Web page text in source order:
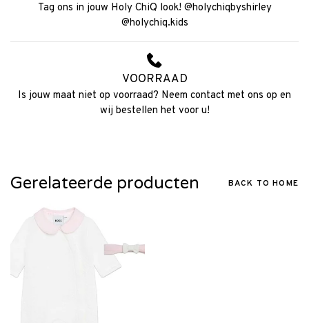
Tag ons in jouw Holy ChiQ look! @holychiqbyshirley
@holychiq.kids
VOORRAAD
Is jouw maat niet op voorraad? Neem contact met ons op en
wij bestellen het voor u!
Gerelateerde producten BACK TO HOME